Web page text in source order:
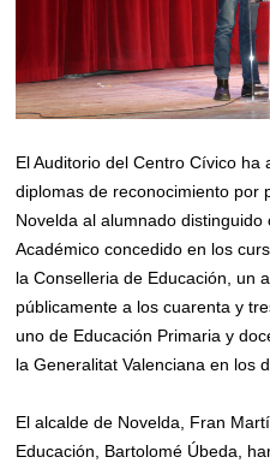
El Auditorio del Centro Cívico
diplomas de reconocimiento por
Novelda al alumnado
Académico concedido en los
la Conselleria de Educación, un
públicamente a los cuarenta y
uno de Educación Primaria y
la Generalitat Valenciana en los
El alcalde de Novelda, Fran
Educación, Bartolomé Úbeda,